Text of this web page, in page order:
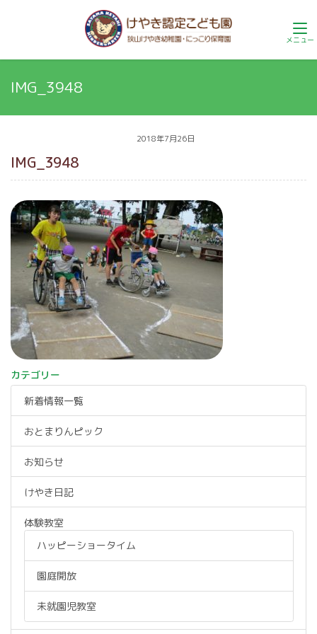
IMG_3948
2018年7月26日
IMG_3948
カテゴリー
新着情報一覧
おとまりんピック
お知らせ
けやき日記
体験教室
ハッピーショータイム
園庭開放
未就園児教室